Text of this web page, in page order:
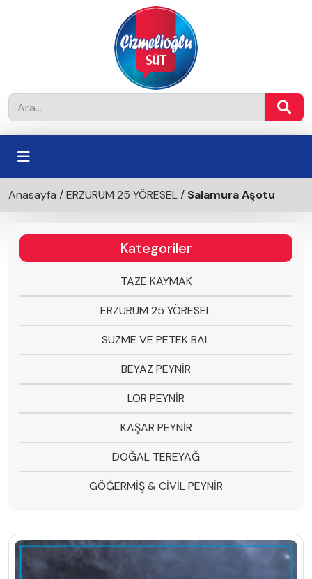
Anasayfa /ERZURUM 25 YÖRESEL / Salamura Aşotu
Kategoriler
TAZE KAYMAK
ERZURUM 25 YÖRESEL
SÜZME VE PETEK BAL
BEYAZ PEYNİR
LOR PEYNİR
KAŞAR PEYNİR
DOĞAL TEREYAĞ
GÖĞERMİŞ & CİVİL PEYNİR